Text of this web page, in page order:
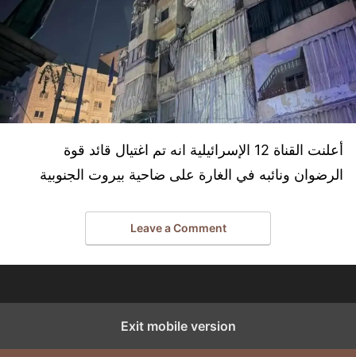
أعلنت القناة 12 الإسرائيلية انه تم اغتيال قائد قوة
الرضوان ونائبه في الغارة على ضاحية بيروت الجنوبية
Leave a Comment
Exit mobile version